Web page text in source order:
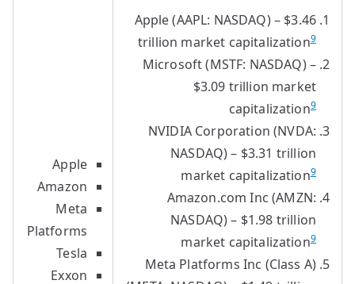
Apple (AAPL: NASDAQ) – $3.46
trillion market capitalization9
Microsoft (MSTF: NASDAQ) –
$3.09 trillion market
capitalization9
NVIDIA Corporation (NVDA:
NASDAQ) – $3.31 trillion
market capitalization9
Amazon.com Inc (AMZN:
NASDAQ) – $1.98 trillion
market capitalization9
Meta Platforms Inc (Class A)
Apple
Amazon
Meta
Platforms
Tesla
Exxon